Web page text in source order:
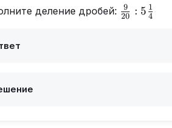
деление дробей: \frac{9}
20
9 : 5 4
1